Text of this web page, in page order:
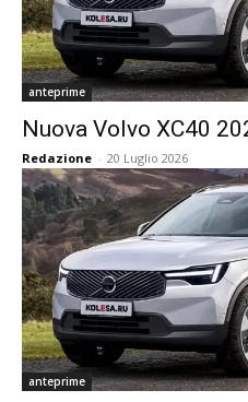
anteprime
Nuova Volvo XC40
Redazione - 20 Luglio 2026
anteprime